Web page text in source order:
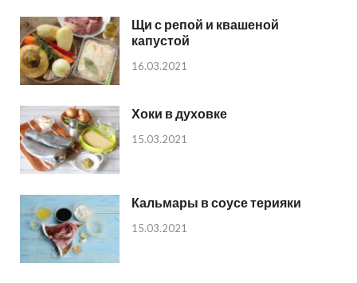
Щи с репой и квашеной
капустой
16.03.2021
Хоки в духовке
15.03.2021
Кальмары в соусе терияки
15.03.2021